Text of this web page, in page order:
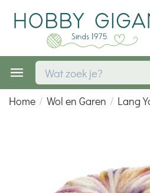
Home / Wol en Garen / Lang